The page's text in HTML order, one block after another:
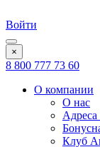
Войти
×
8 800 777 73 60
О компании
О нас
Адреса
Клуб